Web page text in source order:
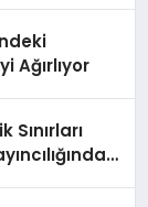
Ağırlıyor
Sınırları